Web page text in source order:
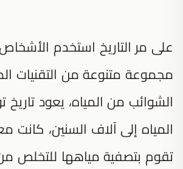
على مر التاريخ استخدم
مجموعة متنوعة من التقنيات
الشوائب من المياه، يعود تاريخ
المياه إلى آلاف السنين،
تقوم بتصفية مياهها للتخلص